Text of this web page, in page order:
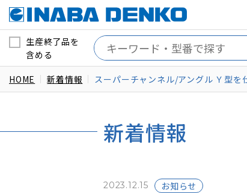
生産終了品を
含める
HOME 新着情報 スーパーチャンネル/アングル Ｙ型を
新着情報
2023.12.15 お知らせ